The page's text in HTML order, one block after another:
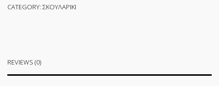
CATEGORY: ΣΚΟΥΛΑΡΙΚΙ
REVIEWS (0)